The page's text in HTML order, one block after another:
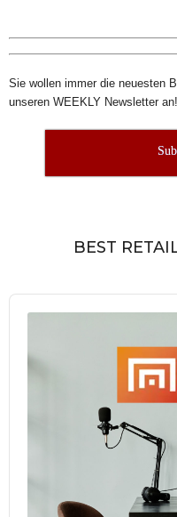
Sie wollen immer die neuesten
unseren WEEKLY Newsletter an!
BEST
Audio
Player